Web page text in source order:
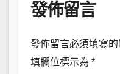
發佈留言
發佈留言必須填寫
填欄位標示為 *